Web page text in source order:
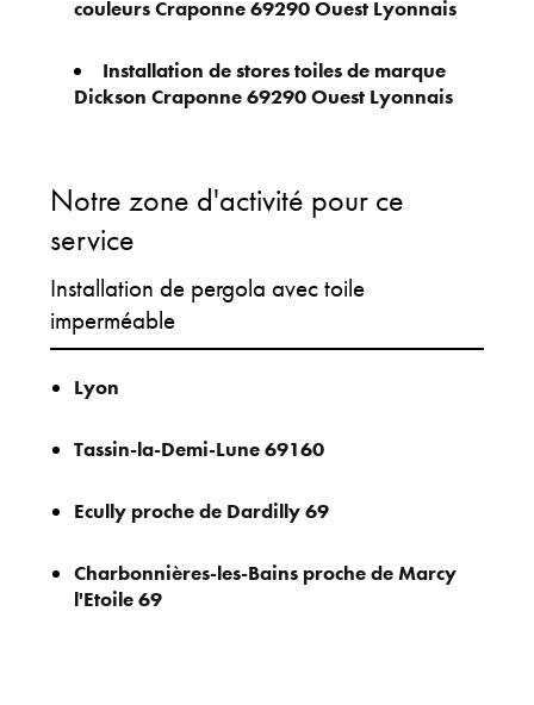
couleurs Craponne 69290 Ouest Lyonnais
Installation de stores toiles de marque
Dickson Craponne 69290 Ouest Lyonnais
Notre zone d'activité pour ce
service
Installation de pergola avec toile
imperméable
Lyon
Tassin-la-Demi-Lune 69160
Ecully proche de Dardilly 69
Charbonnières-les-Bains proche de Marcy
l'Etoile 69